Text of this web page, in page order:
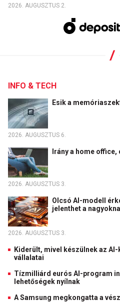
2026. AUGUSZTUS 2.
INFO & TECH
Esik a
2026. AUGUSZTUS 6.
Irány a home
2026. AUGUSZTUS 3.
Olcsó AI-modell
jelenthet a
2026. AUGUSZTUS 3.
Kiderült, mivel készülnek az
vállalatai
Tízmilliárd eurós AI-program
lehetőségek nyílnak
A Samsung megkongatta a